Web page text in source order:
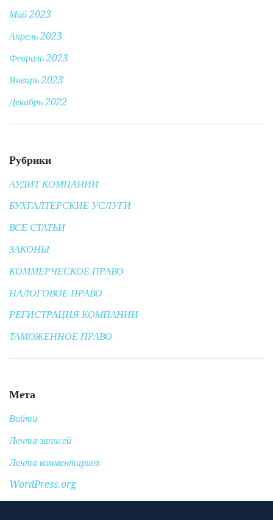
Май 2023
Апрель 2023
Февраль 2023
Январь 2023
Декабрь 2022
Рубрики
АУДИТ КОМПАНИИ
БУХГАЛТЕРСКИЕ УСЛУГИ
ВСЕ СТАТЬИ
ЗАКОНЫ
КОММЕРЧЕСКОЕ ПРАВО
НАЛОГОВОЕ ПРАВО
РЕГИСТРАЦИЯ КОМПАНИИ
ТАМОЖЕННОЕ ПРАВО
Мета
Войти
Лента записей
Лента комментариев
WordPress.org